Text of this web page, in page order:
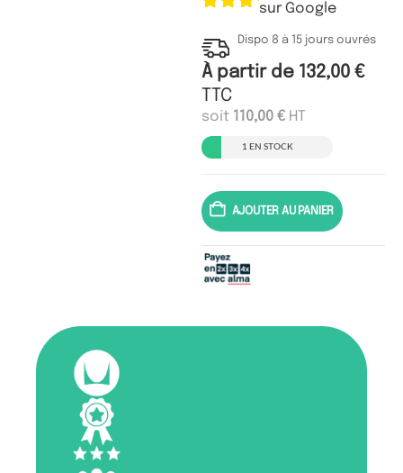
sur Google
Dispo 8 à 15 jours ouvrés
À partir de 132,00 €
TTC
soit 110,00 € HT
1 EN STOCK
AJOUTER AU PANIER